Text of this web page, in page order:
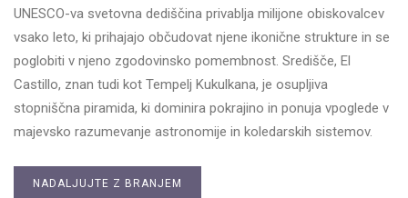
UNESCO-va svetovna dediščina privablja milijone obiskovalcev
vsako leto, ki prihajajo občudovat njene ikonične strukture in se
poglobiti v njeno zgodovinsko pomembnost. Središče, El
Castillo, znan tudi kot Tempelj Kukulkana, je osupljiva
stopniščna piramida, ki dominira pokrajino in ponuja vpoglede v
majevsko razumevanje astronomije in koledarskih sistemov.
NADALJUJTE Z BRANJEM